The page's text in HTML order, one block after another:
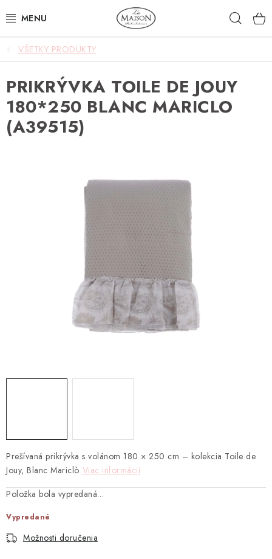
na
NOVINKY
AKCIA
ZÁHRADA
ZNAČKY
Ako nakupovať Doprava a platba
Podmienky ochrany osobných údajov
Návod na údržbu nábytku
VŠETKY PRODUKTY
Prešívaná prikrývka s volánom 180 × 250 cm – kolekcia Toile de
Jouy, Blanc Mariclò Viac informácií
Položka bola vypredaná…
Vypredané
Možnosti doručenia
PRIKRÝVKA TOILE DE JOUY
180*250 BLANC MARICLO
(A39515)